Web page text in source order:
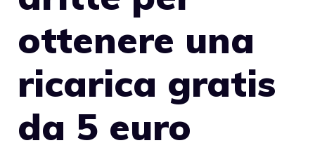
ottenere una
ricarica gratis
da 5 euro